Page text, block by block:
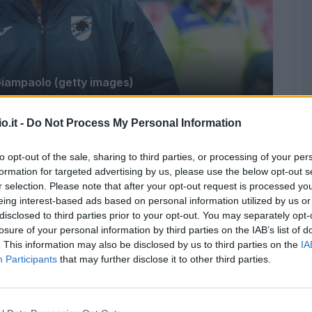
- Do Not Process My Personal Information
opt-out of the sale, sharing to third parties, or processing of your
for targeted advertising by us, please use the below opt-out
selection. Please note that after your opt-out request is processed
interest-based ads based on personal information utilized by us
to third parties prior to your opt-out. You may separately
of your personal information by third parties on the IAB’s list of
This information may also be disclosed by us to third parties on the
Participants that may further disclose it to other third parties.
(getty images)
della scorsa stagione, viste le numerosi
le parole del tecnico blucerchiato in
"Rispetto all’estate scorsa ci sono più
siano i margini di miglioramento. Se non
di qualità la squadra, rischiamo di appiattirci
fare il salto di qualità.A oggi da un lato
e dall’altro la struttura del gruppo si
andare via. Ci vogliono coppie alternative
il posto. Quando c’è forte competizione